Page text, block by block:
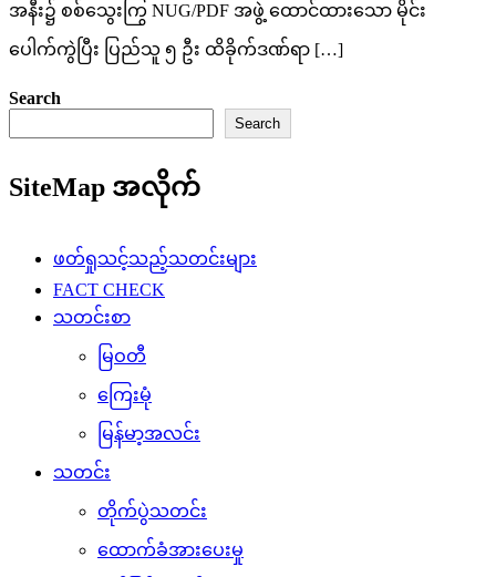
အနီး၌ စစ်သွေးကြွ NUG/PDF အဖွဲ့ ထောင်ထားသော မိုင်း
ပေါက်ကွဲပြီး ပြည်သူ ၅ ဦး ထိခိုက်ဒဏ်ရာ […]
Search
Search
SiteMap အလိုက်
ဖတ်ရှုသင့်သည့်သတင်းများ
FACT CHECK
သတင်းစာ
မြဝတီ
ကြေးမုံ
မြန်မာ့အလင်း
သတင်း
တိုက်ပွဲသတင်း
ထောက်ခံအားပေးမှု